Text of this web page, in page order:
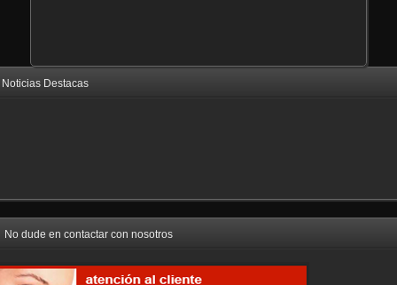
Noticias Destacas
No dude en contactar con nosotros